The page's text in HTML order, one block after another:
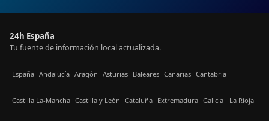
24h España
Tu fuente de información local actualizada.
España Andalucía Aragón Asturias Baleares Canarias Cantabria
Castilla La-Mancha Castilla y León Cataluña Extremadura Galicia La Rioja